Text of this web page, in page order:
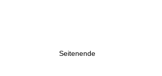
Seitenende